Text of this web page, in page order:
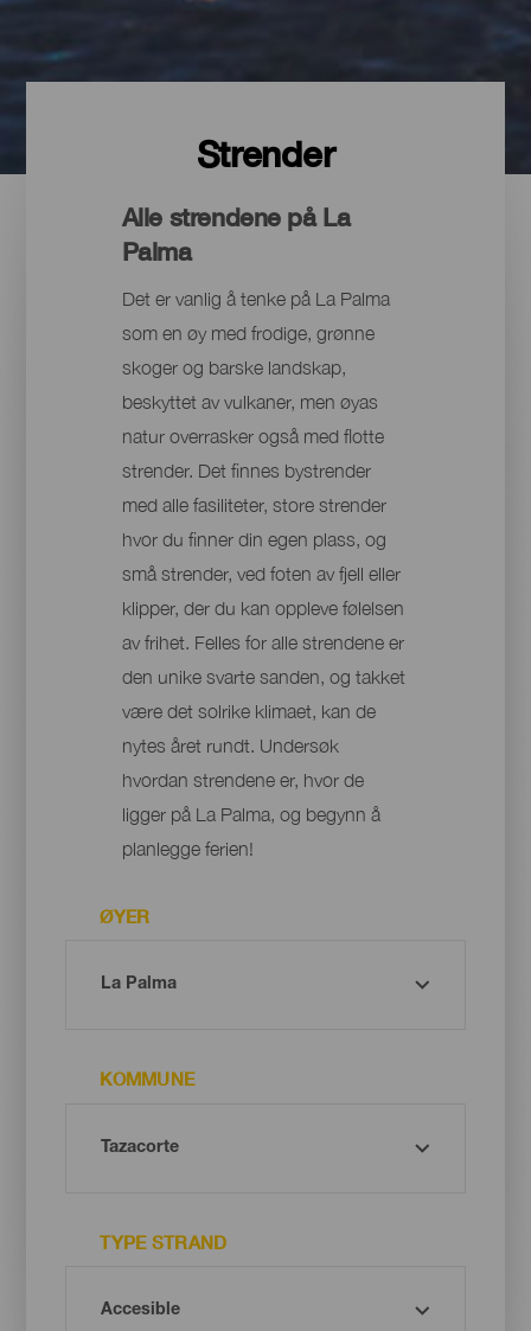
Strender
Alle strendene på La
Palma
Det er vanlig å tenke på La Palma
som en øy med frodige, grønne
skoger og barske landskap,
beskyttet av vulkaner, men øyas
natur overrasker også med flotte
strender. Det finnes bystrender
med alle fasiliteter, store strender
hvor du finner din egen plass, og
små strender, ved foten av fjell eller
klipper, der du kan oppleve følelsen
av frihet. Felles for alle strendene er
den unike svarte sanden, og takket
være det solrike klimaet, kan de
nytes året rundt. Undersøk
hvordan strendene er, hvor de
ligger på La Palma, og begynn å
planlegge ferien!
ØYER
KOMMUNE
TYPE STRAND